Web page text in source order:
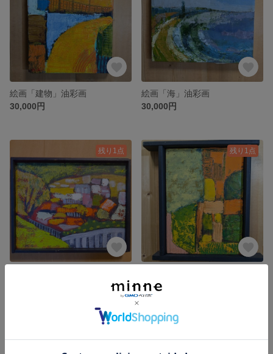
絵画「建物」油彩画
30,000円
絵画「海」油彩画
30,000円
残り1点 残り1点
42,000円